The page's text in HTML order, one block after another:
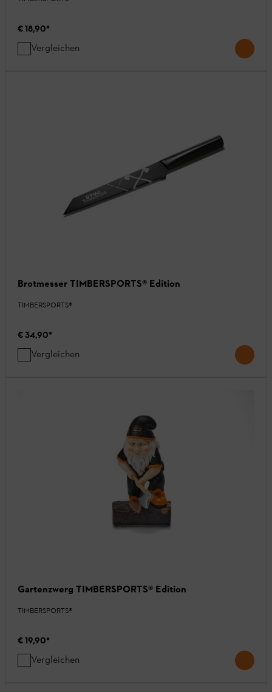
€ 18,90*
Vergleichen
Brotmesser TIMBERSPORTS® Edition
TIMBERSPORTS®
€ 34,90*
Vergleichen
Gartenzwerg TIMBERSPORTS® Edition
TIMBERSPORTS®
€ 19,90*
Vergleichen